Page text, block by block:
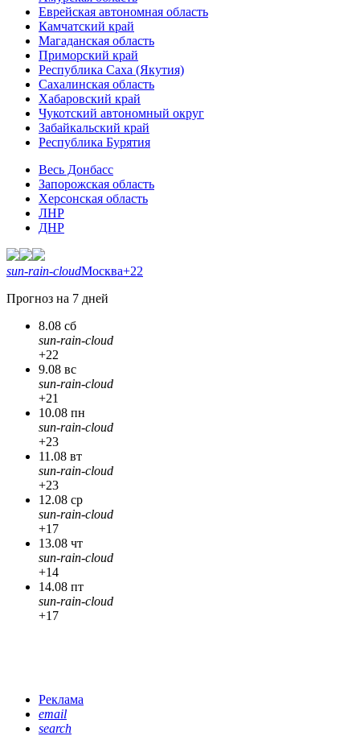
Еврейская автономная область
Камчатский край
Магаданская область
Приморский край
Республика Саха (Якутия)
Сахалинская область
Хабаровский край
Чукотский автономный округ
Забайкальский край
Республика Бурятия
Весь Донбасс
Запорожская область
Херсонская область
ЛНР
ДНР
sun-rain-cloudМосква+22
Прогноз на 7 дней
8.08 сб
sun-rain-cloud
+22
9.08 вс
sun-rain-cloud
+21
10.08 пн
sun-rain-cloud
+23
11.08 вт
sun-rain-cloud
+23
12.08 ср
sun-rain-cloud
+17
13.08 чт
sun-rain-cloud
+14
14.08 пт
sun-rain-cloud
+17
Реклама
email
search